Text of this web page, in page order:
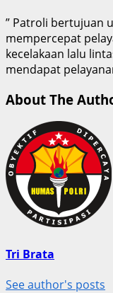
” Patroli bertujuan
mempercepat
kecelakaan lalu
mendapat
About The
Tri Brata
See author's posts